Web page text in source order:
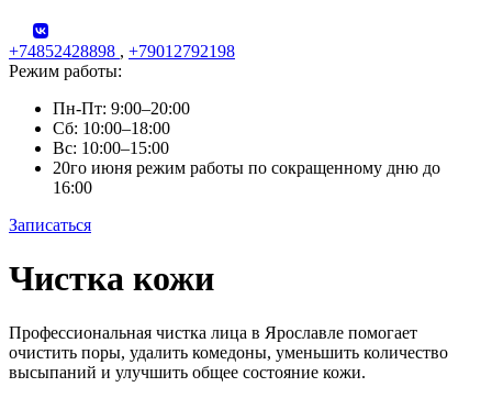
+74852428898 , +79012792198
Режим работы:
Пн-Пт: 9:00–20:00
Сб: 10:00–18:00
Вс: 10:00–15:00
20го июня режим работы по сокращенному дню до
16:00
Записаться
Skip
to
Чистка кожи
Профессиональная чистка лица в Ярославле помогает
очистить поры, удалить комедоны, уменьшить количество
высыпаний и улучшить общее состояние кожи.